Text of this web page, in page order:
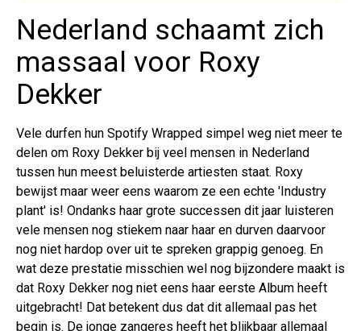
Nederland schaamt zich
massaal voor Roxy
Dekker
Vele durfen hun Spotify Wrapped simpel weg niet meer te
delen om Roxy Dekker bij veel mensen in Nederland
tussen hun meest beluisterde artiesten staat. Roxy
bewijst maar weer eens waarom ze een echte 'Industry
plant' is! Ondanks haar grote successen dit jaar luisteren
vele mensen nog stiekem naar haar en durven daarvoor
nog niet hardop over uit te spreken grappig genoeg. En
wat deze prestatie misschien wel nog bijzondere maakt is
dat Roxy Dekker nog niet eens haar eerste Album heeft
uitgebracht! Dat betekent dus dat dit allemaal pas het
begin is. De jonge zangeres heeft het blijkbaar allemaal